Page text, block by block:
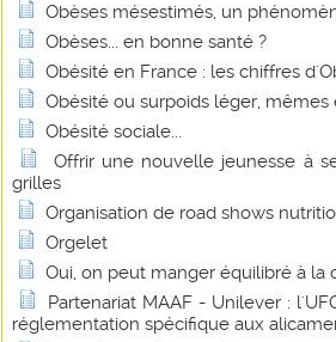
Obèses mésestimés, un
Obèses... en bonne santé ?
Obésité en France : les chiffres
Obésité ou surpoids léger, mêmes
Obésité sociale...
Offrir une nouvelle jeunesse à
grilles
Organisation de road shows
Orgelet
Oui, on peut manger équilibré à la
Partenariat MAAF - Unilever :
réglementation spécifique aux